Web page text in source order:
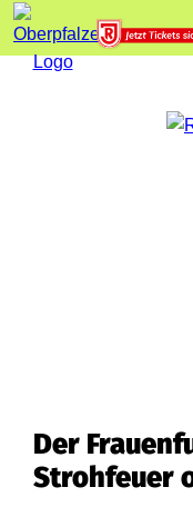
Der
Strohfeuer